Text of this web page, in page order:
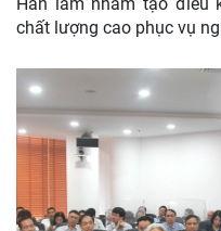
chất lượng cao phục vụ